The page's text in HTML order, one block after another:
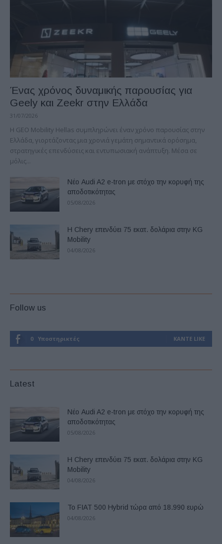
Ένας χρόνος δυναμικής παρουσίας για
Geely και Zeekr στην Ελλάδα
31/07/2026
Η GEO Mobility Hellas συμπληρώνει έναν χρόνο παρουσίας στην
Ελλάδα, γιορτάζοντας μια χρονιά γεμάτη σημαντικά ορόσημα,
στρατηγικές επενδύσεις και εντυπωσιακή ανάπτυξη. Μέσα σε
μόλις...
Νέο Audi A2 e-tron με στόχο την κορυφή της
αποδοτικότητας
05/08/2026
Η Chery επενδύει 75 εκατ. δολάρια στην KG
Mobility
04/08/2026
Follow us
0 Υποστηρικτές ΚΆΝΤΕ LIKE
Latest
Νέο Audi A2 e-tron με στόχο την κορυφή της
αποδοτικότητας
05/08/2026
Η Chery επενδύει 75 εκατ. δολάρια στην KG
Mobility
04/08/2026
Το FIAT 500 Hybrid τώρα από 18.990 ευρώ
04/08/2026